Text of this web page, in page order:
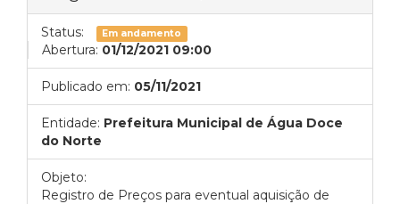
Status: Em andamento
Abertura: 01/12/2021 09:00
Publicado em: 05/11/2021
Entidade: Prefeitura Municipal de Água Doce
do Norte
Objeto:
Registro de Preços para eventual aquisição de